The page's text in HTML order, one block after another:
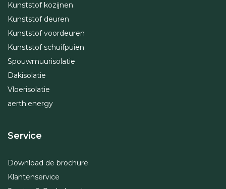
Kunststof kozijnen
Kunststof deuren
Kunststof voordeuren
Kunststof schuifpuien
Spouwmuurisolatie
Dakisolatie
Vloerisolatie
aerth.energy
Service
Download de brochure
Klantenservice